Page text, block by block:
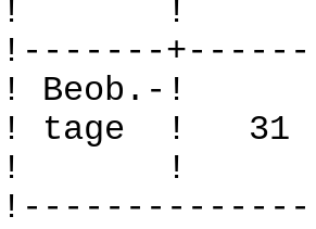
!
!-------
!
! tage !
!